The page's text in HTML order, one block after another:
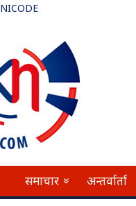
समाचार » अन्तर्वार्ता